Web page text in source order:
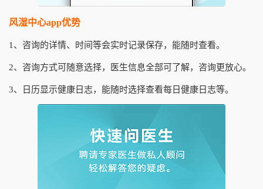
风湿中心app优势
1、咨询的详情、时间等会实时记录保存，能随时查看。
2、咨询方式可随意选择，医生信息全部可了解，咨询更放心。
3、日历显示健康日志，能随时选择查看每日健康日志等。